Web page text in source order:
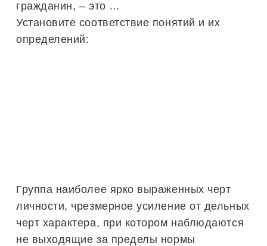
гражданин, – это …
Установите соответствие понятий и их
определений:
Группа наиболее ярко выраженных черт
личности, чрезмерное усиление от дельных
черт характера, при котором наблюдаются
не выходящие за пределы нормы